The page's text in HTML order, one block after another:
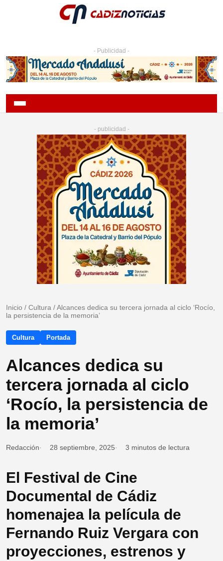
- Publicidad -
- publicidad -
Inicio / Cultura /Alcances dedica su tercera jornada al ciclo ‘Rocío,
la persistencia de la memoria’
Cultura Portada
Alcances dedica su
tercera jornada al ciclo
‘Rocío, la persistencia de
la memoria’
Redacción 28 septiembre, 2025 3 minutos de lectura
El Festival de Cine
Documental de Cádiz
homenajea la película de
Fernando Ruiz Vergara con
proyecciones, estrenos y